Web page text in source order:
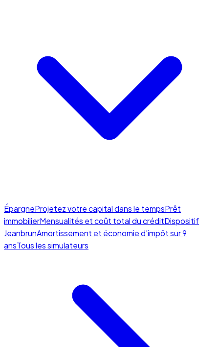
ÉpargneProjetez votre capital dans le tempsPrêt
immobilierMensualités et coût total du créditDispositif
JeanbrunAmortissement et économie d'impôt sur 9
ansTous les simulateurs